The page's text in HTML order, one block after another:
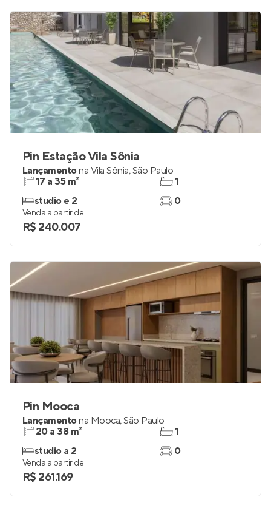
Pin Estação Vila Sônia
Lançamentona Vila Sônia,São Paulo
17 a 35 m²
studio e 2
1
0
Venda a partir de
R$ 240.007
Pin Mooca
Lançamentona Mooca,São Paulo
20 a 38 m²
studio a 2
1
0
Venda a partir de
R$ 261.169